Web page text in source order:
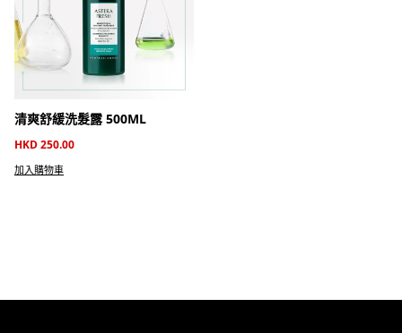
清爽舒緩洗髮露 500ML
HKD 250.00
加入購物車